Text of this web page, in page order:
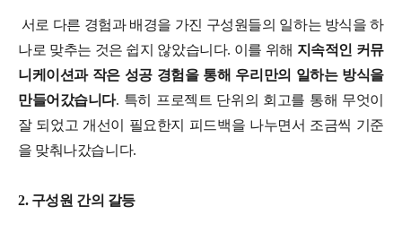
서로 다른 경험과 배경을 가진 구성원들의 일하는 방식을 하
나로 맞추는 것은 쉽지 않았습니다. 이를 위해 지속적인 커뮤
니케이션과 작은 성공 경험을 통해 우리만의 일하는 방식을
만들어갔습니다. 특히 프로젝트 단위의 회고를 통해 무엇이
잘 되었고 개선이 필요한지 피드백을 나누면서 조금씩 기준
을 맞춰나갔습니다.
2. 구성원 간의 갈등